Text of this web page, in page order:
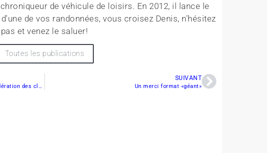
de véhicule de loisirs. En 2012, il lance le
de vos randonnées, vous croisez Denis, n'hésitez
pas et venez le saluer!
Toutes les publications
Québec accorde près de 60 000 $ à la Fédération des clubs de motoneigistes du Québec
SUIVANT
Un merci format «géant»